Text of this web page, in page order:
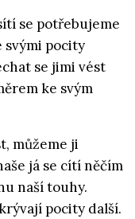
se potřebujeme
pocity
se jimi vést
ke svým
můžeme ji
já se cítí něčím
naší touhy.
pocity další.